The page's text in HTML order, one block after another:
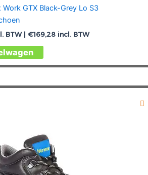
Work GTX Black-Grey Lo S3
BTW | €169,28 incl. BTW
Dit
product
meerdere
gekozen
worden
op